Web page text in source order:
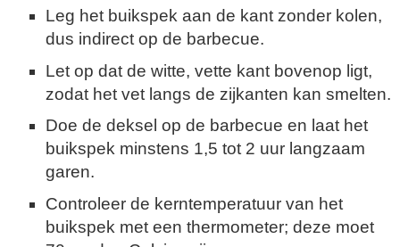
Leg het buikspek aan de kant zonder kolen,
dus indirect op de barbecue.
Let op dat de witte, vette kant bovenop ligt,
zodat het vet langs de zijkanten kan smelten.
Doe de deksel op de barbecue en laat het
buikspek minstens 1,5 tot 2 uur langzaam
garen.
Controleer de kerntemperatuur van het
buikspek met een thermometer; deze moet